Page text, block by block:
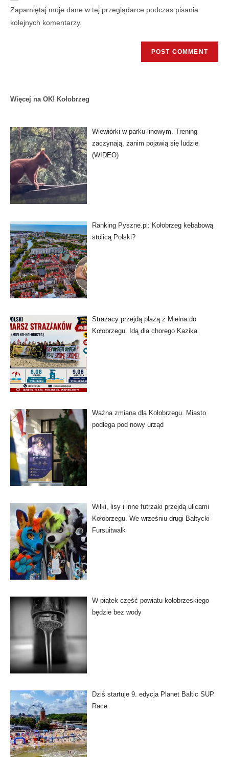
Zapamiętaj moje dane w tej przeglądarce podczas pisania
kolejnych komentarzy.
Więcej na OK! Kołobrzeg
Wiewiórki w parku linowym. Trening
zaczynają, zanim pojawią się ludzie
(WIDEO)
Ranking Pyszne.pl: Kołobrzeg kebabową
stolicą Polski?
Strażacy przejdą plażą z Mielna do
Kołobrzegu. Idą dla chorego Kazika
Ważna zmiana dla Kołobrzegu. Miasto
podlega pod nowy urząd
Wilki, lisy i inne futrzaki przejdą ulicami
Kołobrzegu. We wrześniu drugi Bałtycki
Fursuitwalk
W piątek część powiatu kołobrzeskiego
będzie bez wody
Dziś startuje 9. edycja Planet Baltic SUP
Race